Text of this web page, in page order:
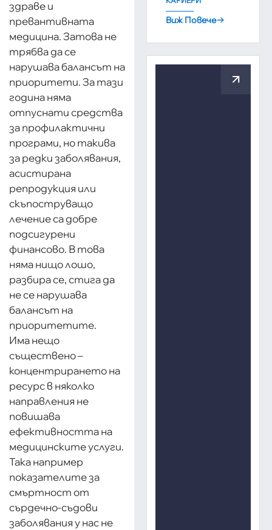
здраве и
превантивната
медицина. Затова не
трябва да се
нарушава балансът на
приоритети. За тази
година няма
отпуснати средства
за профилактични
програми, но такива
за редки заболявания,
асистирана
репродукция или
скъпоструващо
лечение са добре
подсигурени
финансово. В това
няма нищо лошо,
разбира се, стига да
не се нарушава
балансът на
приоритетите.
Има нещо
съществено –
концентрирането на
ресурс в няколко
направления не
повишава
ефективността на
медицинските услуги.
Така например
показателите за
смъртност от
сърдечно-съдови
заболявания у нас не
Виж Повече